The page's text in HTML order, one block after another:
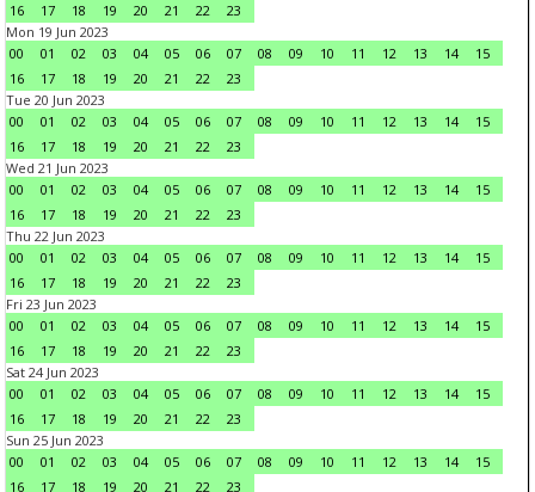
16
17 18 19 20 21 22
23
Mon 19 Jun 2023
00
01 02 03 04 05 06 07 08 09 10 11 12 13 14
15
16
17 18 19 20 21 22
23
Tue 20 Jun 2023
00
01 02 03 04 05 06 07 08 09 10 11 12 13 14
15
16
17 18 19 20 21 22
23
Wed 21 Jun 2023
00
01 02 03 04 05 06 07 08 09 10 11 12 13 14
15
16
17 18 19 20 21 22
23
Thu 22 Jun 2023
00
01 02 03 04 05 06 07 08 09 10 11 12 13 14
15
16
17 18 19 20 21 22
23
Fri 23 Jun 2023
00
01 02 03 04 05 06 07 08 09 10 11 12 13 14
15
16
17 18 19 20 21 22
23
Sat 24 Jun 2023
00
01 02 03 04 05 06 07 08 09 10 11 12 13 14
15
16
17 18 19 20 21 22
23
Sun 25 Jun 2023
00
01 02 03 04 05 06 07 08 09 10 11 12 13 14
15
16
17 18 19 20 21 22
23